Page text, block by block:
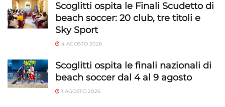
Scoglitti ospita le Finali Scudetto di
beach soccer: 20 club, tre titoli e
Sky Sport
4 AGOSTO 2026
Scoglitti ospita le finali nazionali di
beach soccer dal 4 al 9 agosto
1 AGOSTO 2026